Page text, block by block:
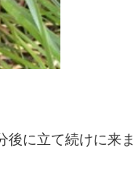
後に立て続けに来ま